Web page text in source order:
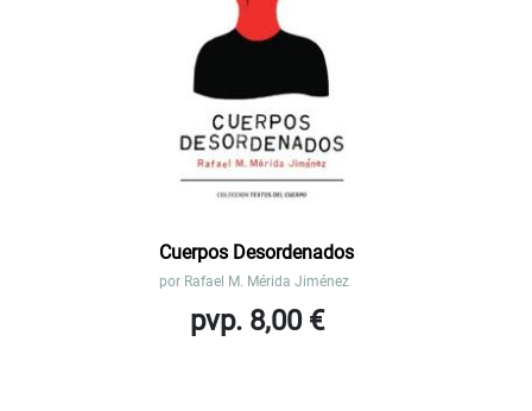
Cuerpos Desordenados
por Rafael M. Mérida Jiménez
pvp. 8,00 €